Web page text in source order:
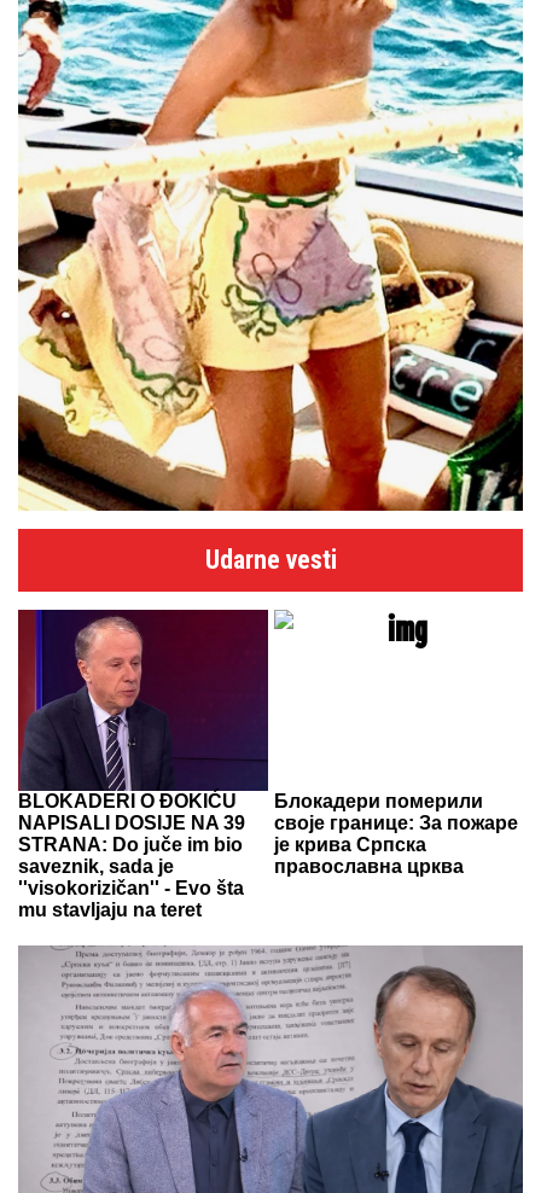
Udarne vesti
BLOKADERI O ĐOKIĆU
NAPISALI DOSIJE NA 39
STRANA: Do juče im bio
saveznik, sada je
''visokorizičan'' - Evo šta
mu stavljaju na teret
Блокадери померили
своје границе: За пожаре
је крива Српска
православна црква